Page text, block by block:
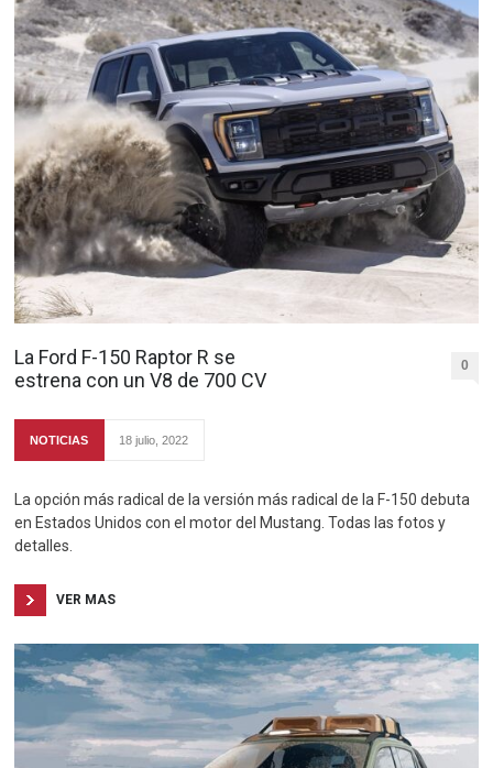
La Ford F-150 Raptor R se
estrena con un V8 de 700 CV
0
NOTICIAS 18 julio, 2022
La opción más radical de la versión más radical de la F-150 debuta
en Estados Unidos con el motor del Mustang. Todas las fotos y
detalles.
VER MAS